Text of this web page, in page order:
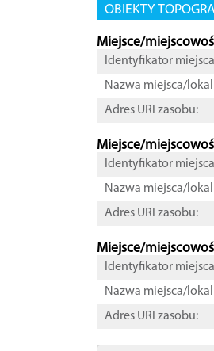
OBIEKTY
Miejsce/
Identyfikator
Nazwa miejsca/
Adres URI zasobu:
Miejsce/
Identyfikator
Nazwa miejsca/
Adres URI zasobu:
Miejsce/
Identyfikator
Nazwa miejsca/
Adres URI zasobu: